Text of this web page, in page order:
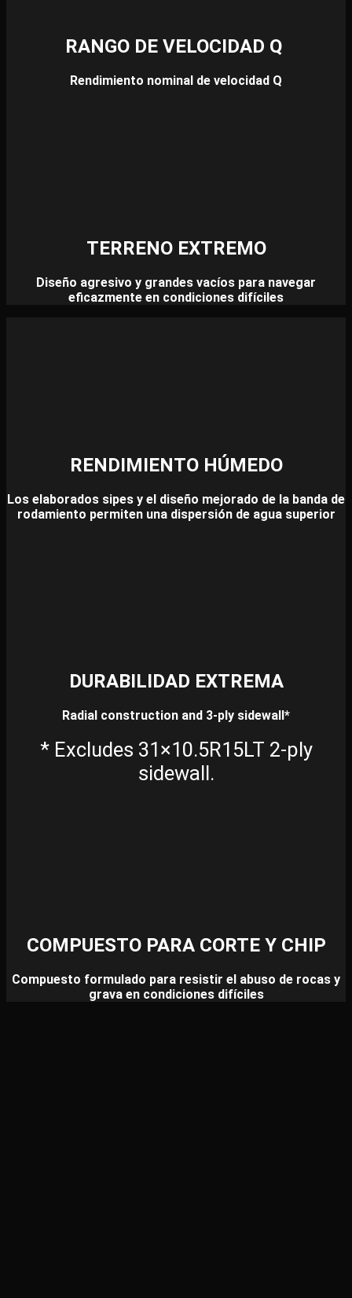
RANGO DE VELOCIDAD Q
Rendimiento nominal de velocidad Q
TERRENO EXTREMO
Diseño agresivo y grandes vacíos para navegar
eficazmente en condiciones difíciles
RENDIMIENTO HÚMEDO
Los elaborados sipes y el diseño mejorado de la banda de
rodamiento permiten una dispersión de agua superior
DURABILIDAD EXTREMA
Radial construction and 3-ply sidewall*
* Excludes 31×10.5R15LT 2-ply
sidewall.
COMPUESTO PARA CORTE Y CHIP
Compuesto formulado para resistir el abuso de rocas y
grava en condiciones difíciles